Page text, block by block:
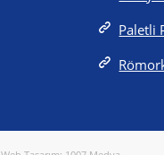
Paletli